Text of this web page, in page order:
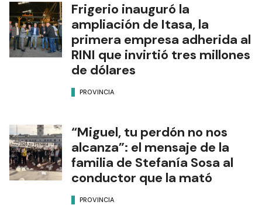
Frigerio inauguró la
ampliación de Itasa, la
primera empresa adherida al
RINI que invirtió tres millones
de dólares
PROVINCIA
“Miguel, tu perdón no nos
alcanza”: el mensaje de la
familia de Stefanía Sosa al
conductor que la mató
PROVINCIA